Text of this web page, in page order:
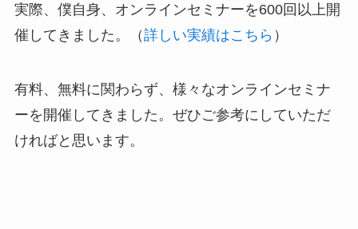
実際、僕自身、オンラインセミナーを600回以上開
催してきました。（詳しい実績はこちら ）
有料、無料に関わらず、様々なオンラインセミナ
ーを開催してきました。ぜひご参考にしていただ
ければと思います。